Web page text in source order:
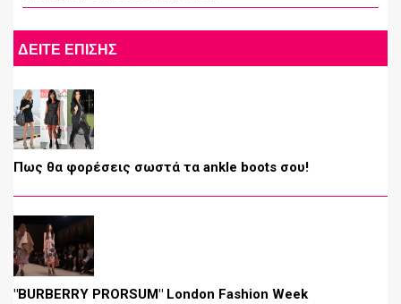
ΔΕΙΤΕ ΕΠΙΣΗΣ
Πως θα φορέσεις σωστά τα ankle boots σου!
"BURBERRY PRORSUM" London Fashion Week